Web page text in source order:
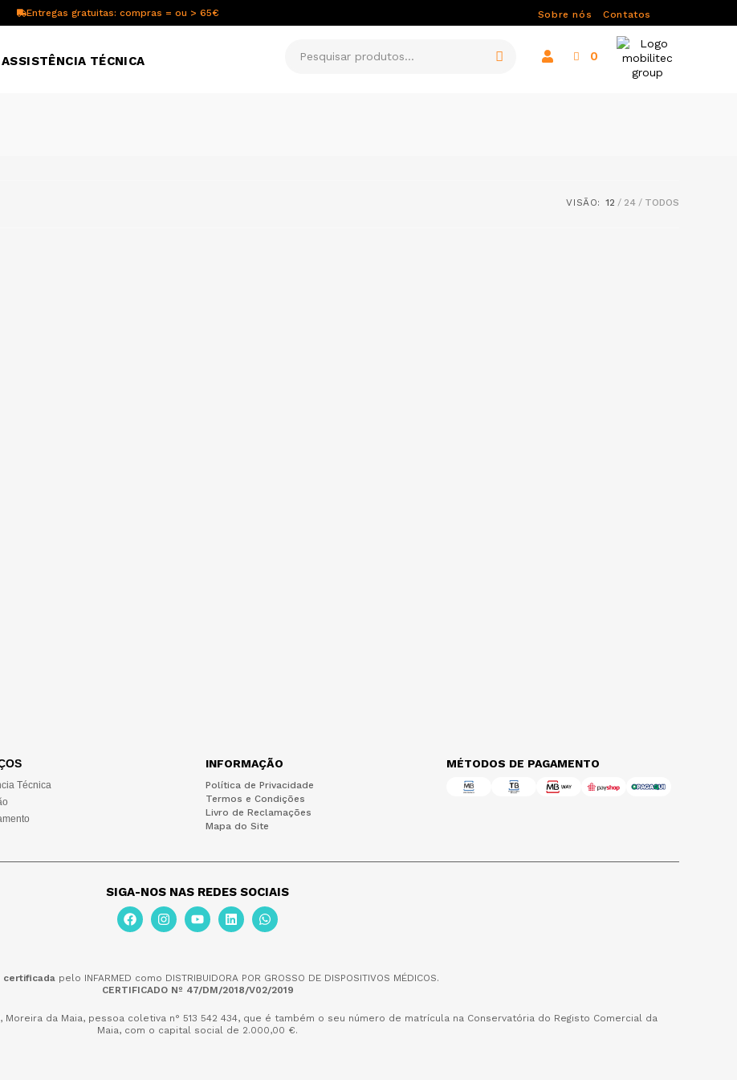
Entregas gratuitas: compras = ou > 65€ Sobre nós Contatos
0
ASSISTÊNCIA TÉCNICA
VISÃO: 12 24 TODOS
Técnica
INFORMAÇÃO
Política de Privacidade
Termos e Condições
Livro de Reclamações
Mapa do Site
MÉTODOS DE PAGAMENTO
SIGA-NOS NAS REDES SOCIAIS
certificadapelo INFARMED como DISTRIBUIDORA POR GROSSO DE DISPOSITIVOS MÉDICOS.
CERTIFICADO Nº 47/DM/2018/V02/2019
Moreira da Maia, pessoa coletiva n° 513 542 434, que é também o seu número de matrícula na Conservatória do Registo Comercial da
Maia, com o capital social de 2.000,00 €.